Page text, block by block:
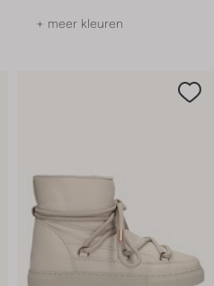
+ meer kleuren